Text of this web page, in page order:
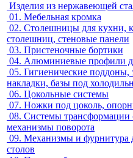
Изделия из нержавеющей
01. Мебельная кромка
02. Столешницы для кухни,
столешниц, стеновые панели
03. Пристеночные бортики
04. Алюминиевые профили
05. Гигиенические поддоны,
накладки, базы под
06. Цокольные системы
07. Ножки под цоколь,
08. Системы трансформации
механизмы поворота
09. Механизмы и фурнитура
столов